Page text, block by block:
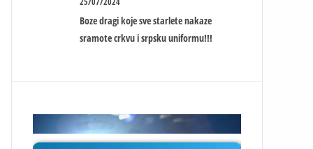
Boze dragi koje sve starlete nakaze
sramote crkvu i srpsku uniformu!!!